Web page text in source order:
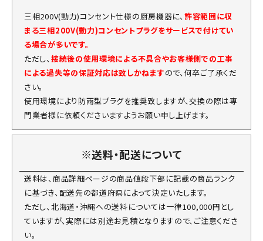
三相200V(動力)コンセント仕様の厨房機器に、 許容範囲に収
まる三相200V(動力)コンセントプラグをサービスで付けてい
る場合が多いです。
ただし、 接続後の使用環境による不具合やお客様側での工事
による過失等の保証対応は致しかねますので、何卒ご了承くだ
さい。
使用環境により防雨型プラグを推奨致しますが、交換の際は専
門業者様に依頼くださいますようお願い申し上げます。
※送料・配送について
送料は、商品詳細ページの商品値段下部に記載の商品ランク
に基づき、配送先の都道府県によって決定いたします。
ただし、北海道・沖縄への送料については一律100,000円とし
ていますが、実際には別途お見積となりますので、ご注意くださ
い。